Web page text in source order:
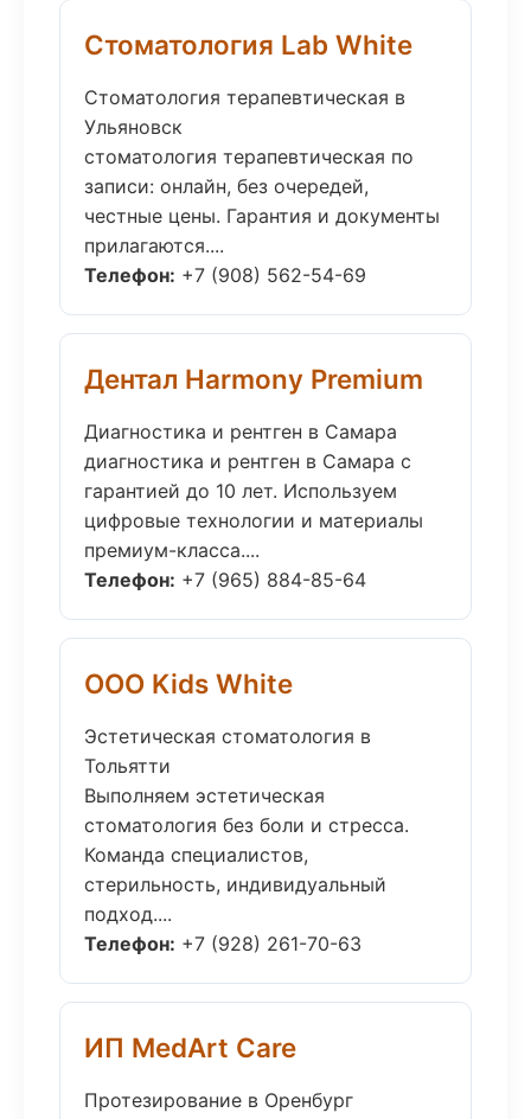
Стоматология Lab White
Стоматология терапевтическая в
Ульяновск
стоматология терапевтическая по
записи: онлайн, без очередей,
честные цены. Гарантия и документы
прилагаются....
Телефон: +7 (908) 562-54-69
Дентал Harmony Premium
Диагностика и рентген в Самара
диагностика и рентген в Самара с
гарантией до 10 лет. Используем
цифровые технологии и материалы
премиум-класса....
Телефон: +7 (965) 884-85-64
ООО Kids White
Эстетическая стоматология в
Тольятти
Выполняем эстетическая
стоматология без боли и стресса.
Команда специалистов,
стерильность, индивидуальный
подход....
Телефон: +7 (928) 261-70-63
ИП MedArt Care
Протезирование в Оренбург